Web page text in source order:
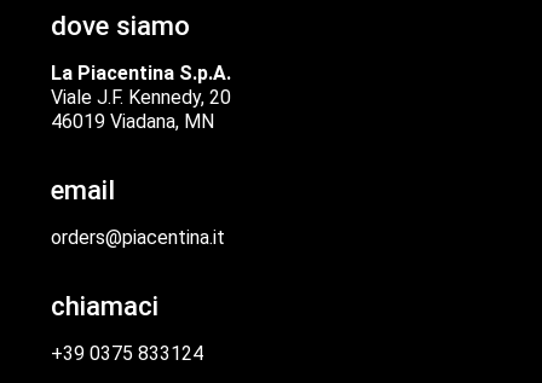
dove siamo
La Piacentina S.p.A.
Viale J.F. Kennedy, 20
46019 Viadana, MN
email
orders@piacentina.it
chiamaci
+39 0375 833124